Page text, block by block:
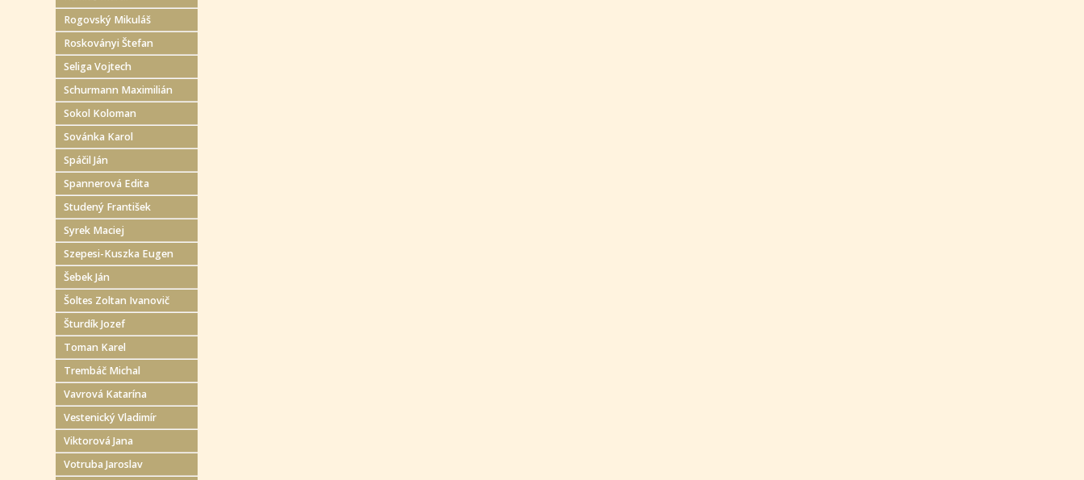
Rogovský Mikuláš
Roskoványi Štefan
Seliga Vojtech
Schurmann Maximilián
Sokol Koloman
Sovánka Karol
Spáčil Ján
Spannerová Edita
Studený František
Syrek Maciej
Szepesi-Kuszka Eugen
Šebek Ján
Šoltes Zoltan Ivanovič
Šturdík Jozef
Toman Karel
Trembáč Michal
Vavrová Katarína
Vestenický Vladimír
Viktorová Jana
Votruba Jaroslav